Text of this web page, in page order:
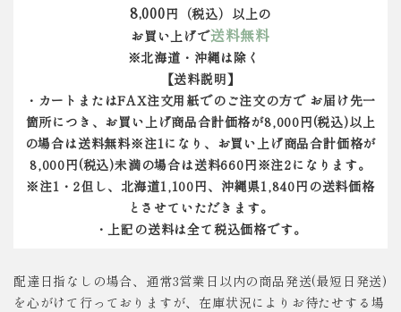
8,000円（税込）以上の
お買い上げで送料無料
※北海道・沖縄は除く
【送料説明】
・カートまたはFAX注文用紙でのご注文の方で お届け先一
箇所につき、お買い上げ商品合計価格が8,000円(税込)以上
の場合は送料無料※注1になり、お買い上げ商品合計価格が
8,000円(税込)未満の場合は送料660円※注2になります。
※注1・2但し、北海道1,100円、沖縄県1,840円の送料価格
とさせていただきます。
・上記の送料は全て税込価格です。
配達日指なしの場合、通常3営業日以内の商品発送(最短日発送)
を心がけて行っておりますが、在庫状況によりお待たせする場